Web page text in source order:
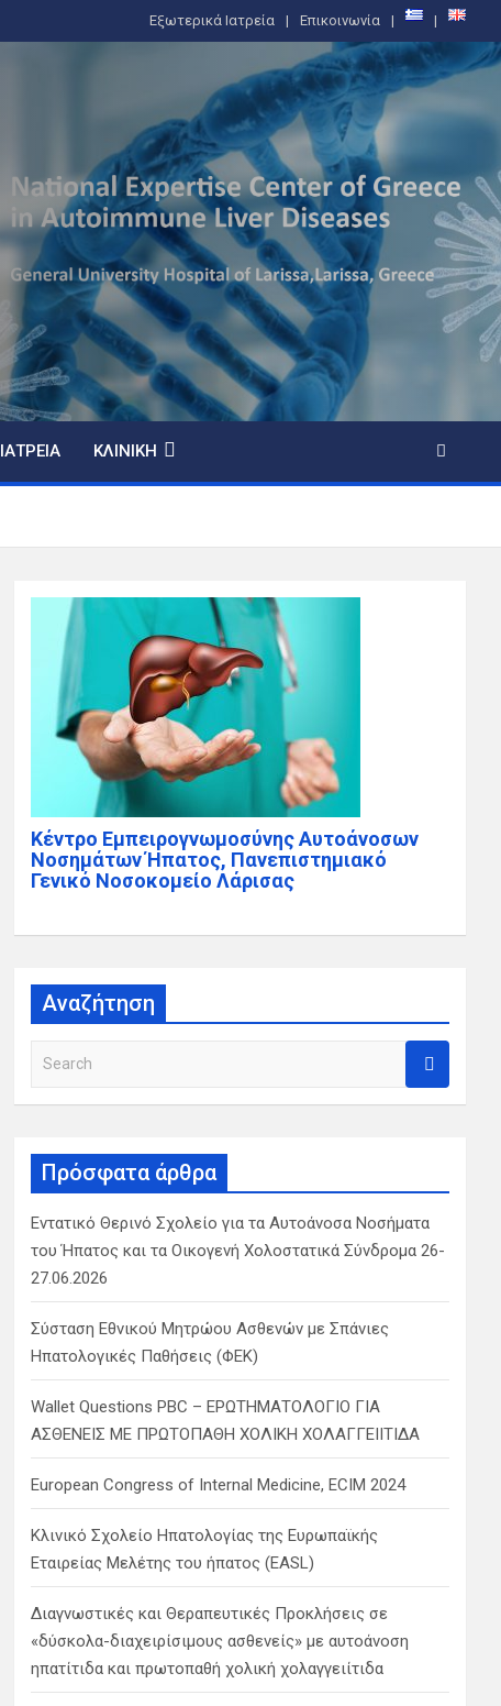
Εξωτερικά Ιατρεία Επικοινωνία
ΙΑΤΡΕΊΑ ΚΛΙΝΙΚΉ
Κέντρο Εμπειρογνωμοσύνης Αυτοάνοσων
Νοσημάτων Ήπατος, Πανεπιστημιακό
Γενικό Νοσοκομείο Λάρισας
Αναζήτηση
a
h
Πρόσφατα άρθρα
Εντατικό Θερινό Σχολείο για τα Αυτοάνοσα Νοσήματα
του Ήπατος και τα Οικογενή Χολοστατικά Σύνδρομα 26-
27.06.2026
Σύσταση Εθνικού Μητρώου Ασθενών με Σπάνιες
Ηπατολογικές Παθήσεις (ΦΕΚ)
Wallet Questions PBC – ΕΡΩΤΗΜΑΤΟΛΟΓΙΟ ΓΙΑ
ΑΣΘΕΝΕΙΣ ΜΕ ΠΡΩΤΟΠΑΘΗ ΧΟΛΙΚΗ ΧΟΛΑΓΓΕΙΙΤΙΔΑ
European Congress of Internal Medicine, ECIM 2024
Κλινικό Σχολείο Ηπατολογίας της Ευρωπαϊκής
Εταιρείας Μελέτης του ήπατος (EASL)
Διαγνωστικές και Θεραπευτικές Προκλήσεις σε
«δύσκολα-διαχειρίσιμους ασθενείς» με αυτοάνοση
ηπατίτιδα και πρωτοπαθή χολική χολαγγειίτιδα